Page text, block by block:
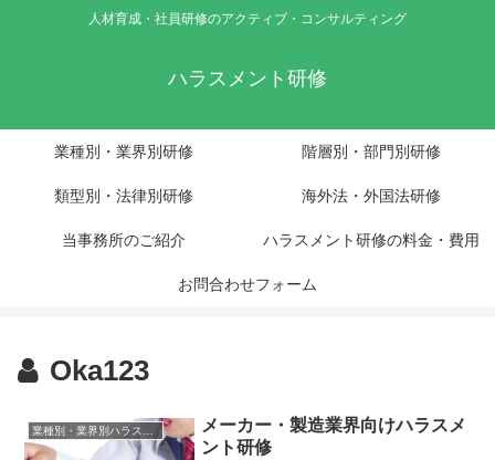
人材育成・社員研修のアクティブ・コンサルティング
ハラスメント研修
業種別・業界別研修 階層別・部門別研修
類型別・法律別研修 海外法・外国法研修
当事務所のご紹介 ハラスメント研修の料金・費用
お問合わせフォーム
Oka123
メーカー・製造業界向けハラスメ
ント研修